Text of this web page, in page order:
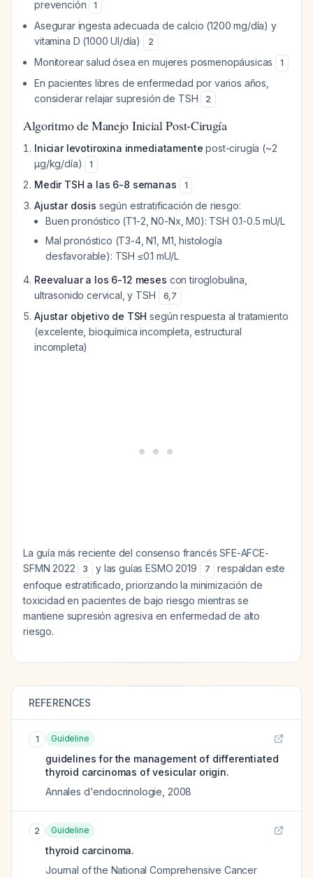
prevención 1
Asegurar ingesta adecuada de calcio (1200 mg/día) y
vitamina D (1000 UI/día)
2
Monitorear salud ósea en mujeres posmenopáusicas 1
En pacientes libres de enfermedad por varios años,
considerar relajar supresión de TSH
2
Algoritmo de Manejo Inicial Post-Cirugía
Iniciar levotiroxina inmediatamente post-cirugía (~2
μg/kg/día)
1
Medir TSH a las 6-8 semanas 1
Ajustar dosis según estratificación de riesgo:
Buen pronóstico (T1-2, N0-Nx, M0): TSH 0.1-0.5 mU/L
Mal pronóstico (T3-4, N1, M1, histología
desfavorable): TSH ≤0.1 mU/L
Reevaluar a los 6-12 meses con tiroglobulina,
ultrasonido cervical, y TSH
6,7
Ajustar objetivo de TSH según respuesta al tratamiento
(excelente, bioquímica incompleta, estructural
incompleta)
La guía más reciente del consenso francés SFE-AFCE-
SFMN 2022
3 y las guías ESMO 2019 7
respaldan este
enfoque estratificado, priorizando la minimización de
toxicidad en pacientes de bajo riesgo mientras se
mantiene supresión agresiva en enfermedad de alto
riesgo.
REFERENCES
1 Guideline
guidelines for the management of differentiated
thyroid carcinomas of vesicular origin.
Annales d'endocrinologie 2008
2 Guideline
thyroid carcinoma.
Journal of the National Comprehensive Cancer